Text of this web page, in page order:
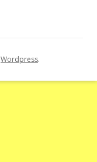
Wordpress.